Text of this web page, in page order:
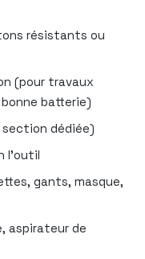
résistants ou
(pour travaux
batterie)
dédiée)
l’outil
gants, masque,
aspirateur de